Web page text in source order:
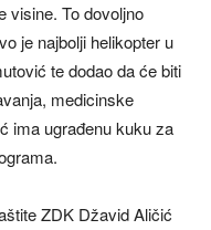
visine. To dovoljno
je najbolji helikopter u
te dodao da će biti
medicinske
ima ugrađenu kuku za
ZDK Džavid Aličić